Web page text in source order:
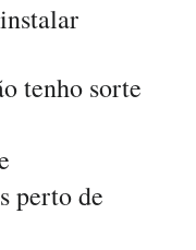
tenho sorte
perto de